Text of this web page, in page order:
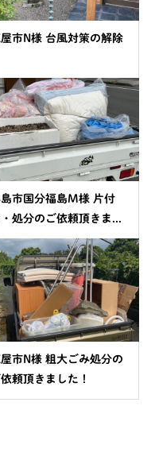
市N様 台風対策の解除
市国分福島M様 片付
・処分のご依頼頂きま...
市N様 粗大ごみ処分の
頼頂きました！